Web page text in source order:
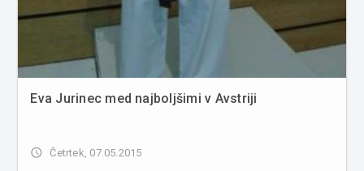
Eva Jurinec med najboljšimi v Avstriji
access_time Četrtek, 07.05.2015